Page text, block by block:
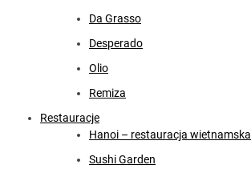
Da Grasso
Desperado
Olio
Remiza
Restauracje
Hanoi – restauracja wietnamska
Sushi Garden